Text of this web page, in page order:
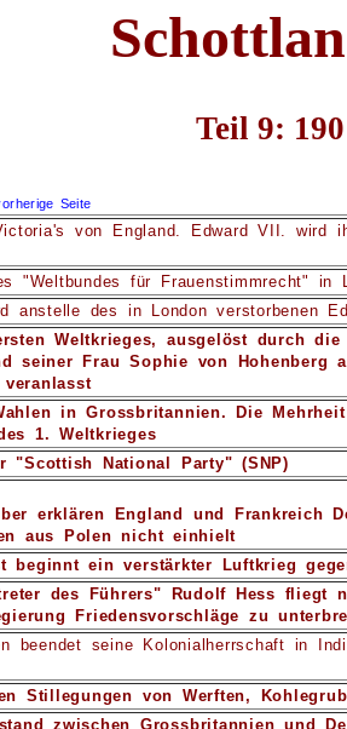
Teil 9:
Seite
von England. Edward VII. wird
"Weltbundes für Frauenstimmrecht" in
anstelle des in London verstorbenen
Weltkrieges, ausgelöst durch
seiner Frau Sophie von Hohenberg
in Grossbritannien. Die
1. Weltkrieges
"Scottish National Party" (SNP)
erklären England und Frankreich
aus Polen nicht einhielt
beginnt ein verstärkter Luftkrieg
des Führers" Rudolf Hess fliegt
Friedensvorschläge zu
beendet seine Kolonialherrschaft in
Stillegungen von Werften,
zwischen Grossbritannien und